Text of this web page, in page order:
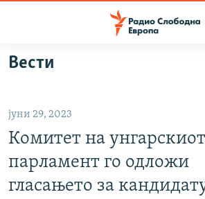
Оди
на
Оди
на
главната
навигација
Премини
на
ВИЗУЕЛНО
ШТО ТРЕБА ДА ЗНАЕТЕ
Вести
јуни 29, 2023
Комитет на унгарскиот
парламент го одложи
гласањето за